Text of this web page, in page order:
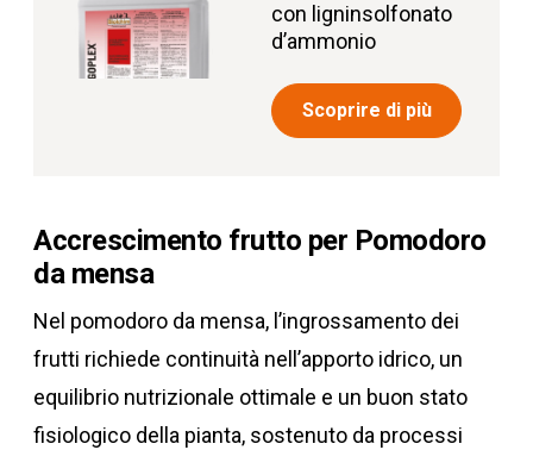
con ligninsolfonato
d’ammonio
Scoprire di più
Accrescimento frutto per Pomodoro
da mensa
Nel pomodoro da mensa, l’ingrossamento dei
frutti richiede continuità nell’apporto idrico, un
equilibrio nutrizionale ottimale e un buon stato
fisiologico della pianta, sostenuto da processi